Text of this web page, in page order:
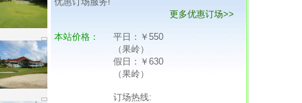
更多优惠订场>>
本站价格：
平日：￥550
（果岭）
假日：￥630
（果岭）